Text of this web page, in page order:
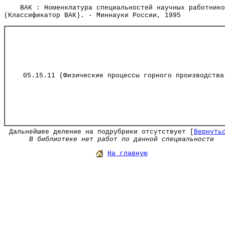
ВАК : Номенклатура специальностей научных
(Классификатор ВАК). - Миннауки России, 1995
05.15.11 (Физические процессы горного
Дальнейшее деление на подрубрики отсутствует [
В библиотеке нет работ по данной специальности
На главную